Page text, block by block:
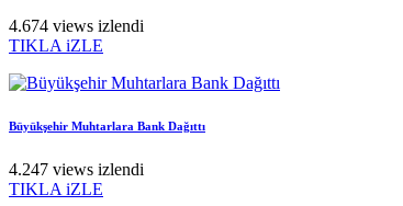
4.674 views izlendi
TIKLA iZLE
Büyükşehir Muhtarlara Bank Dağıttı
4.247 views izlendi
TIKLA iZLE